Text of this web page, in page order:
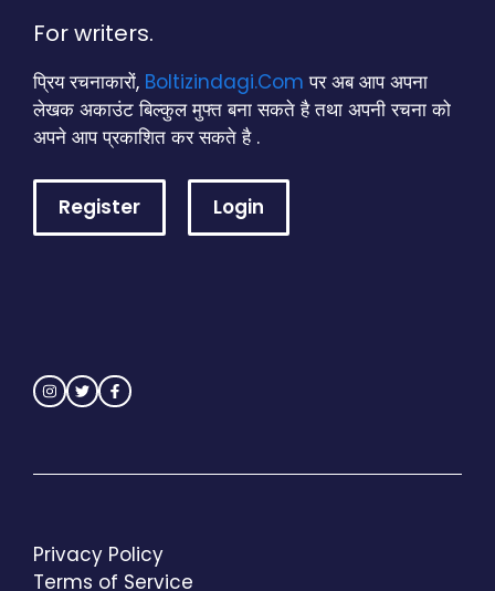
For writers.
प्रिय रचनाकारों, Boltizindagi.Com पर अब आप अपना
लेखक अकाउंट बिल्कुल मुफ्त बना सकते है तथा अपनी रचना को
अपने आप प्रकाशित कर सकते है .
Register Login
Privacy Policy
Terms of Service